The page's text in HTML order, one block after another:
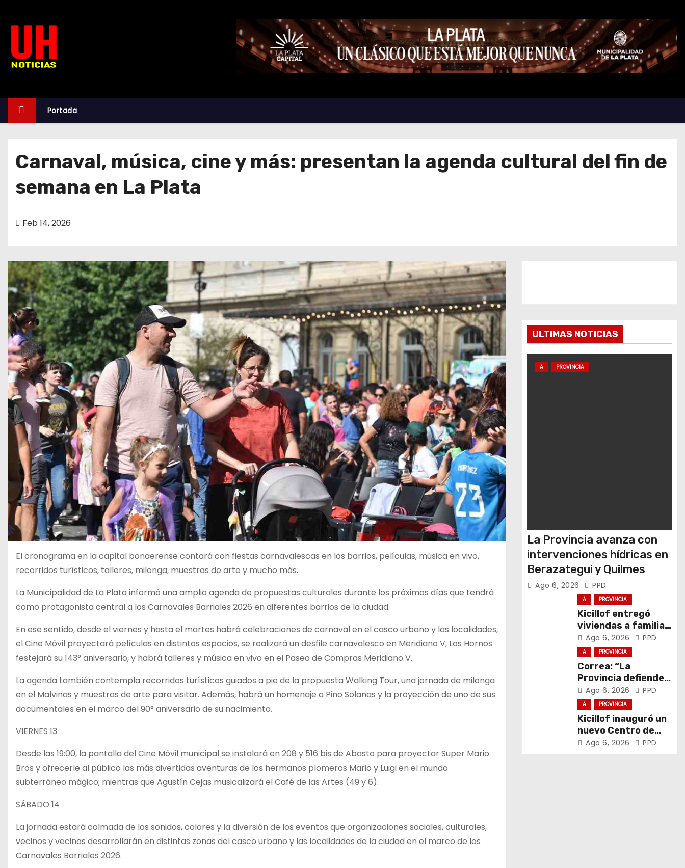
n
Portada
Carnaval, música, cine y más: presentan la agenda cultural del fin de
semana en La Plata
Feb 14, 2026
El cronograma en la capital bonaerense contará con fiestas carnavalescas en los barrios, películas, música en vivo,
recorridos turísticos, talleres, milonga, muestras de arte y mucho más.
La Municipalidad de La Plata informó una amplia agenda de propuestas culturales durante los próximos días que tendrá
como protagonista central a los Carnavales Barriales 2026 en diferentes barrios de la ciudad.
En ese sentido, desde el viernes y hasta el martes habrá celebraciones de carnaval en el casco urbano y las localidades,
el Cine Móvil proyectará películas en distintos espacios, se realizará un desfile carnavalesco en Meridiano V, Los Hornos
festejará su 143° aniversario, y habrá talleres y música en vivo en el Paseo de Compras Meridiano V.
La agenda también contempla recorridos turísticos guiados a pie de la propuesta Walking Tour, una jornada de milonga
en el Malvinas y muestras de arte para visitar. Además, habrá un homenaje a Pino Solanas y la proyección de uno de sus
documentales en el marco del 90° aniversario de su nacimiento.
VIERNES 13
Desde las 19:00, la pantalla del Cine Móvil municipal se instalará en 208 y 516 bis de Abasto para proyectar Super Mario
Bros y ofrecerle al público las más divertidas aventuras de los hermanos plomeros Mario y Luigi en el mundo
subterráneo mágico; mientras que Agustín Cejas musicalizará el Café de las Artes (49 y 6).
SÁBADO 14
La jornada estará colmada de los sonidos, colores y la diversión de los eventos que organizaciones sociales, culturales,
vecinos y vecinas desarrollarán en distintas zonas del casco urbano y las localidades de la ciudad en el marco de los
Carnavales Barriales 2026.
ULTIMAS NOTICIAS
A PROVINCIA
La Provincia avanza con
intervenciones hídricas en
Berazategui y Quilmes
Ago 6, 2026 PPD
A PROVINCIA
Kicillof entregó
viviendas a familias
de General La
Madrid
Ago 6, 2026 PPD
A PROVINCIA
Correa: “La
Provincia defiende
el trabajo y la
soberanía sobre
puertos y ríos”
Ago 6, 2026 PPD
A PROVINCIA
Kicillof inauguró un
nuevo Centro de
Atención Primaria
Ago 6, 2026 PPD